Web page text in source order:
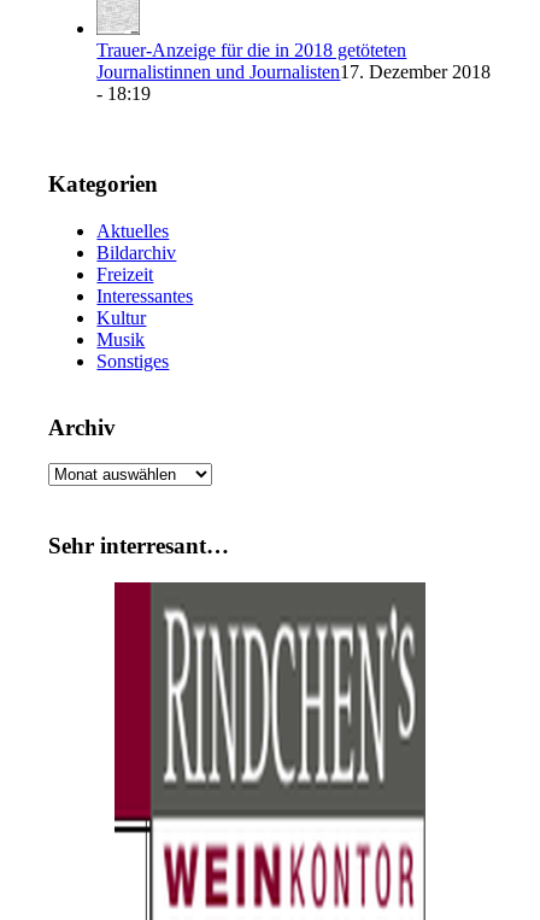
Trauer-Anzeige für die in 2018 getöteten
Journalistinnen und Journalisten17. Dezember 2018
- 18:19
Kategorien
Aktuelles
Bildarchiv
Freizeit
Interessantes
Kultur
Musik
Sonstiges
Archiv
Archiv
Sehr interresant…